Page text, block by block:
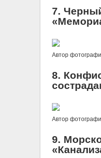
7.
Автор
8.
Автор
9.